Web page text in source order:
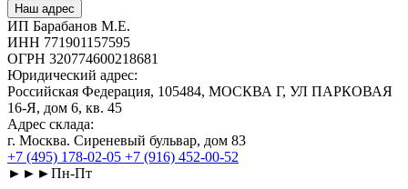
Наш адрес
ИП Барабанов М.Е.
ИНН 771901157595
ОГРН 320774600218681
Юридический адрес:
Российская Федерация, 105484, МОСКВА Г, УЛ ПАРКОВАЯ
16-Я, дом 6, кв. 45
Адрес склада:
г. Москва. Сиреневый бульвар, дом 83
+7 (495) 178-02-05 +7 (916) 452-00-52
►►►Пн-Пт